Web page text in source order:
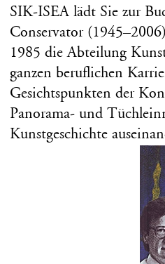
SIK-ISEA lädt Sie zur
Conservator
1985 die Abteilung
ganzen beruflichen
Gesichtspunkten der
Panorama- und
Kunstgeschichte